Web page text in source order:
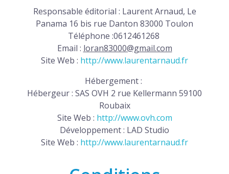
Saint-Louis
Convergence
POCHETTES DISQUE
Responsable éditorial : Laurent Arnaud, Le
Panama 16 bis rue Danton 83000 Toulon
Téléphone :0612461268
Email : loran83000@gmail.com
Site Web : http://www.laurentarnaud.fr
Hébergement :
Hébergeur : SAS OVH 2 rue Kellermann 59100
Roubaix
Site Web : http://www.ovh.com
Développement : LAD Studio
Site Web : http://www.laurentarnaud.fr